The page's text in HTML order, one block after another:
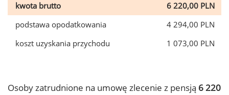
kwota brutto
6 220,00 PLN
podstawa opodatkowania
4 294,00 PLN
koszt uzyskania przychodu
1 073,00 PLN
Osoby zatrudnione na umowę zlecenie z pensją 6 220